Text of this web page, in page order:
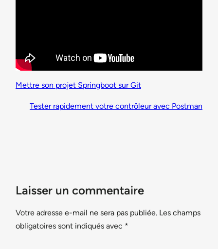
Mettre son projet Springboot sur Git
Tester rapidement votre contrôleur avec Postman
Laisser un commentaire
Votre adresse e-mail ne sera pas publiée. Les champs
obligatoires sont indiqués avec *